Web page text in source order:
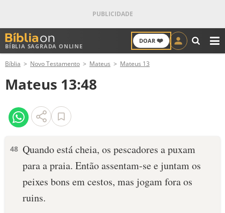
BÍBLIA SAGRADA ONLINE
DOAR ❤️
ANTIGO TESTAMENTO
NOVO TESTAMENTO
VERSÍCULOS
PALAVRA DO DIA
SALMO DO DIA
Bíblia Novo Testamento Mateus Mateus 13
Mateus 13:48
48 Quando está cheia, os pescadores a puxam
para a praia. Então assentam-se e juntam os
peixes bons em cestos, mas jogam fora os
ruins.